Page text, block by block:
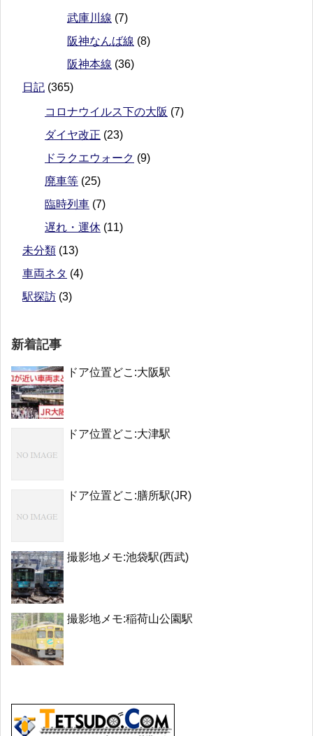
武庫川線 (7)
阪神なんば線 (8)
阪神本線 (36)
日記 (365)
コロナウイルス下の大阪 (7)
ダイヤ改正 (23)
ドラクエウォーク (9)
廃車等 (25)
臨時列車 (7)
遅れ・運休 (11)
未分類 (13)
車両ネタ (4)
駅探訪 (3)
新着記事
ドア位置どこ:大阪駅
ドア位置どこ:大津駅
ドア位置どこ:膳所駅(JR)
撮影地メモ:池袋駅(西武)
撮影地メモ:稲荷山公園駅